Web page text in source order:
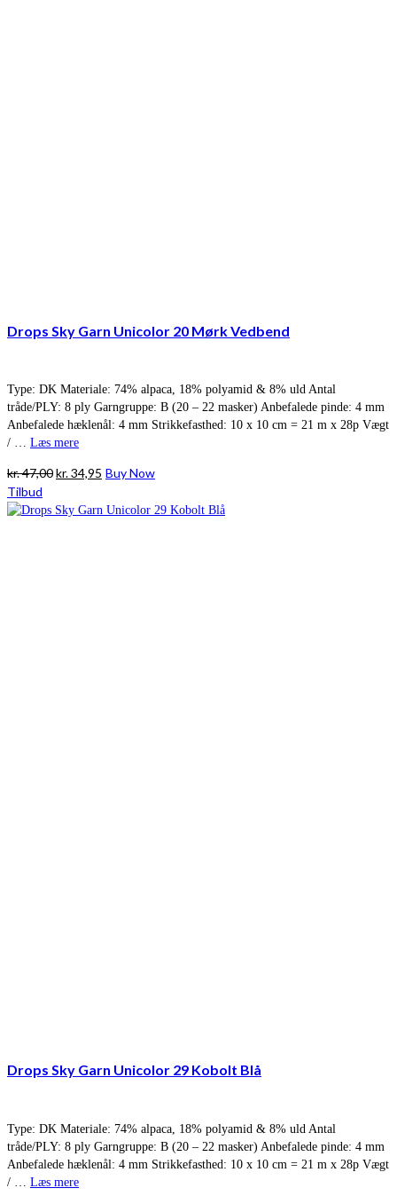
Drops Sky Garn Unicolor 20 Mørk Vedbend
Type: DK Materiale: 74% alpaca, 18% polyamid & 8% uld Antal
tråde/PLY: 8 ply Garngruppe: B (20 – 22 masker) Anbefalede pinde: 4 mm
Anbefalede hæklenål: 4 mm Strikkefasthed: 10 x 10 cm = 21 m x 28p Vægt
/ … Læs mere
kr.47,00Den
pris
kr.34,95 Den
pris
Buy Now
Tilbud
Drops Sky Garn Unicolor 29 Kobolt Blå
Type: DK Materiale: 74% alpaca, 18% polyamid & 8% uld Antal
tråde/PLY: 8 ply Garngruppe: B (20 – 22 masker) Anbefalede pinde: 4 mm
Anbefalede hæklenål: 4 mm Strikkefasthed: 10 x 10 cm = 21 m x 28p Vægt
/ … Læs mere